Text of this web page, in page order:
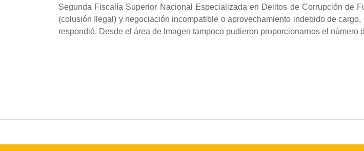
Segunda Fiscalía Superior Nacional Especializada en Delitos de Corrupción de
(colusión Ilegal) y negociación incompatible o aprovechamiento indebido de
respondió. Desde el área de Imagen tampoco pudieron proporcionarnos el número